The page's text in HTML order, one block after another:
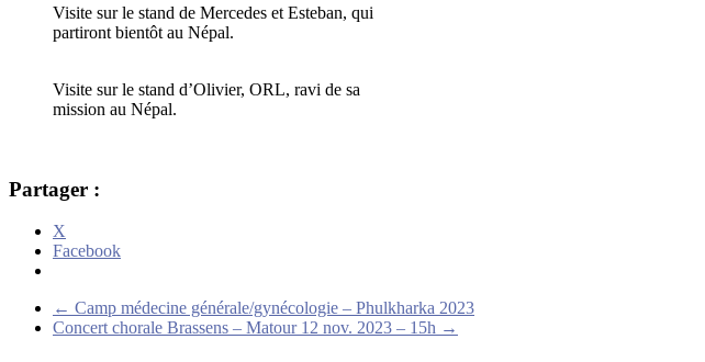
Visite sur le stand de Mercedes et Esteban, qui
partiront bientôt au Népal.
Visite sur le stand d’Olivier, ORL, ravi de sa
mission au Népal.
Partager :
X
Facebook
← Camp médecine générale/gynécologie – Phulkharka 2023
Concert chorale Brassens – Matour 12 nov. 2023 – 15h →